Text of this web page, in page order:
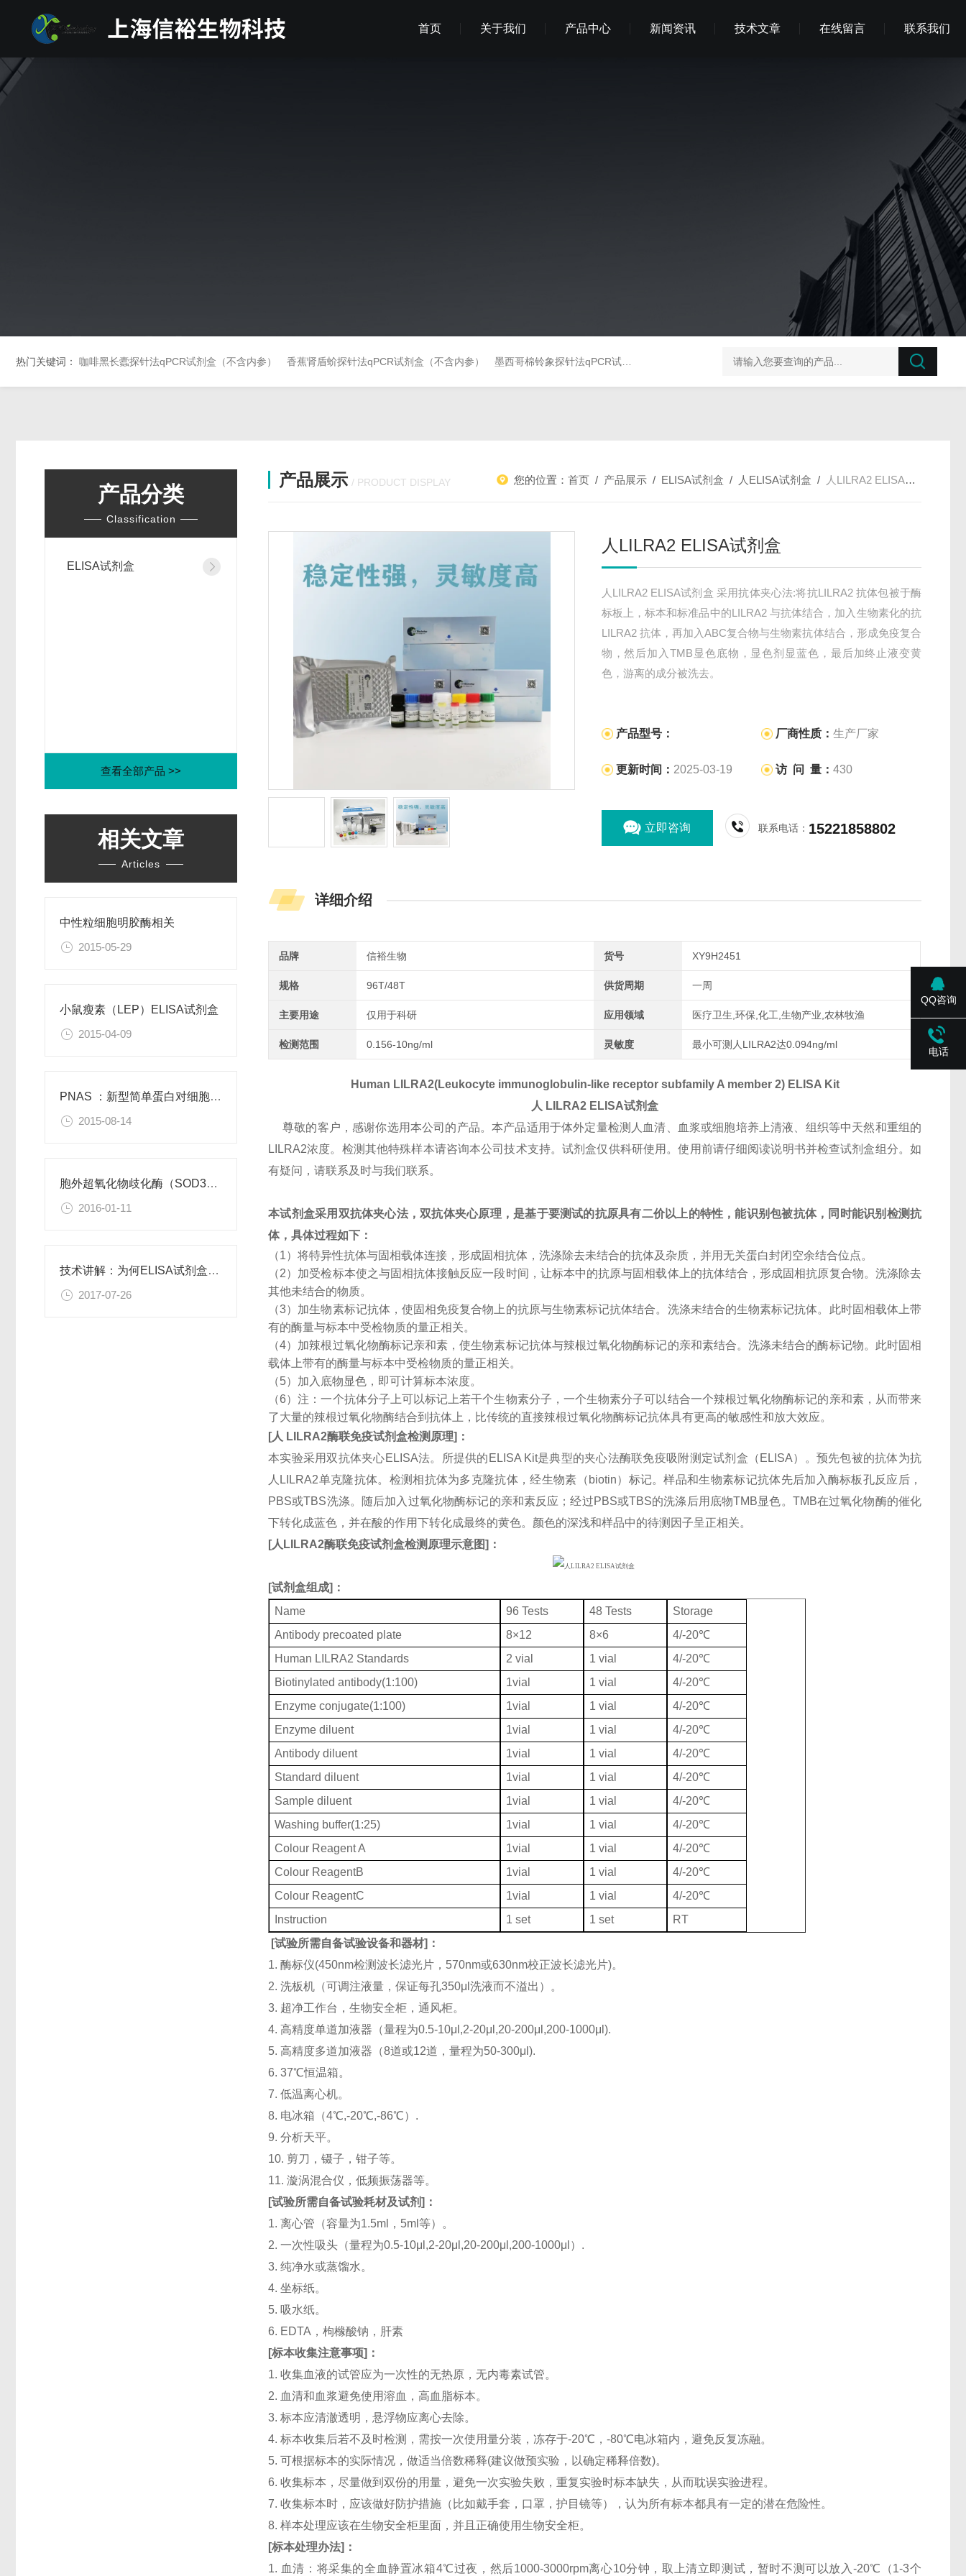
首页 关于我们 产品中心 新闻资讯 技术文章 在线留言 联系我们
热门关键词： 咖啡黑长蠹探针法qPCR试剂盒（不含内参） 香蕉肾盾蚧探针法qPCR试剂盒（不含内参） 墨西哥棉铃象探针法qPCR试剂盒（不含内参） 榛子东部枯萎病菌探针法qPCR试剂盒不含内参
产品分类
Classification
ELISA试剂盒
查看全部产品 >>
相关文章
Articles
中性粒细胞明胶酶相关
2015-05-29
小鼠瘦素（LEP）ELISA试剂盒
2015-04-09
PNAS ：新型简单蛋白对细胞功能有积极作用
2015-08-14
胞外超氧化物歧化酶（SOD3）重组蛋白
2016-01-11
技术讲解：为何ELISA试剂盒OD值不正常
2017-07-26
产品展示 / PRODUCT DISPLAY 您的位置：首页 / 产品展示 / ELISA试剂盒 / 人ELISA试剂盒 / 人LILRA2 ELISA试剂盒
人LILRA2 ELISA试剂盒
人LILRA2 ELISA试剂盒 采用抗体夹心法:将抗LILRA2 抗体包被于酶
标板上，标本和标准品中的LILRA2 与抗体结合，加入生物素化的抗
LILRA2 抗体，再加入ABC复合物与生物素抗体结合，形成免疫复合
物，然后加入TMB显色底物，显色剂显蓝色，最后加终止液变黄
色，游离的成分被洗去。
产品型号： 厂商性质：生产厂家
更新时间： 2025-03-19 访 问 量：430
立即咨询 联系电话： 15221858802
详细介绍
品牌 信裕生物 货号 XY9H2451
规格 96T/48T 供货周期 一周
主要用途 仅用于科研 应用领域 医疗卫生,环保,化工,生物产业,农林牧渔
检测范围 0.156-10ng/ml 灵敏度 最小可测人LILRA2达0.094ng/ml
Human LILRA2(Leukocyte immunoglobulin-like receptor subfamily A member 2) ELISA Kit
人 LILRA2 ELISA试剂盒
尊敬的客户，感谢你选用本公司的产品。本产品适用于体外定量检测人血清、血浆或细胞培养上清液、组织等中天然和重组的
LILRA2浓度。检测其他特殊样本请咨询本公司技术支持。试剂盒仅供科研使用。使用前请仔细阅读说明书并检查试剂盒组分。如
有疑问，请联系及时与我们联系。
本试剂盒采用双抗体夹心法，双抗体夹心原理，是基于要测试的抗原具有二价以上的特性，能识别包被抗体，同时能识别检测抗
体，具体过程如下：
（1）将特异性抗体与固相载体连接，形成固相抗体，洗涤除去未结合的抗体及杂质，并用无关蛋白封闭空余结合位点。
（2）加受检标本使之与固相抗体接触反应一段时间，让标本中的抗原与固相载体上的抗体结合，形成固相抗原复合物。洗涤除去
其他未结合的物质。
（3）加生物素标记抗体，使固相免疫复合物上的抗原与生物素标记抗体结合。洗涤未结合的生物素标记抗体。此时固相载体上带
有的酶量与标本中受检物质的量正相关。
（4）加辣根过氧化物酶标记亲和素，使生物素标记抗体与辣根过氧化物酶标记的亲和素结合。洗涤未结合的酶标记物。此时固相
载体上带有的酶量与标本中受检物质的量正相关。
（5）加入底物显色，即可计算标本浓度。
（6）注：一个抗体分子上可以标记上若干个生物素分子，一个生物素分子可以结合一个辣根过氧化物酶标记的亲和素，从而带来
了大量的辣根过氧化物酶结合到抗体上，比传统的直接辣根过氧化物酶标记抗体具有更高的敏感性和放大效应。
[人 LILRA2酶联免疫试剂盒检测原理] ：
本实验采用双抗体夹心ELISA法。所提供的ELISA Kit是典型的夹心法酶联免疫吸附测定试剂盒（ELISA）。预先包被的抗体为抗
人LILRA2单克隆抗体。检测相抗体为多克隆抗体，经生物素（biotin）标记。样品和生物素标记抗体先后加入酶标板孔反应后，
PBS或TBS洗涤。随后加入过氧化物酶标记的亲和素反应；经过PBS或TBS的洗涤后用底物TMB显色。TMB在过氧化物酶的催化
下转化成蓝色，并在酸的作用下转化成最终的黄色。颜色的深浅和样品中的待测因子呈正相关。
[人 LILRA2酶联免疫试剂盒检测原理示意图] ：
[试剂盒组成]：
Name
96 Tests 48 Tests
Storage
Antibody precoated plate
8×12 8×6
4/-20℃
Human LILRA2 Standards
2 vial 1 vial
4/-20℃
Biotinylated antibody(1:100)
1vial 1 vial
4/-20℃
Enzyme conjugate(1:100)
1vial 1 vial
4/-20℃
Enzyme diluent
1vial 1 vial
4/-20℃
Antibody diluent
1vial 1 vial
4/-20℃
Standard diluent
1vial 1 vial
4/-20℃
Sample diluent
1vial 1 vial
4/-20℃
Washing buffer(1:25)
1vial 1 vial
4/-20℃
Colour Reagent A
1vial 1 vial
4/-20℃
Colour ReagentB
1vial 1 vial
4/-20℃
Colour ReagentC
1vial 1 vial
4/-20℃
Instruction
1 set 1 set
RT
[试验所需自备试验设备和器材]：
1. 酶标仪(450nm检测波长滤光片，570nm或630nm校正波长滤光片)。
2. 洗板机（可调注液量，保证每孔350μl洗液而不溢出）。
3. 超净工作台，生物安全柜，通风柜。
4. 高精度单道加液器（量程为0.5-10μl,2-20μl,20-200μl,200-1000μl).
5. 高精度多道加液器（8道或12道，量程为50-300μl).
6. 37℃恒温箱。
7. 低温离心机。
8. 电冰箱（4℃,-20℃,-86℃）.
9. 分析天平。
10. 剪刀，镊子，钳子等。
11. 漩涡混合仪，低频振荡器等。
[试验所需自备试验耗材及试剂]：
1. 离心管（容量为1.5ml，5ml等）。
2. 一次性吸头（量程为0.5-10μl,2-20μl,20-200μl,200-1000μl）.
3. 纯净水或蒸馏水。
4. 坐标纸。
5. 吸水纸。
6. EDTA，枸橼酸钠，肝素
[标本收集注意事项]：
1. 收集血液的试管应为一次性的无热原，无内毒素试管。
2. 血清和血浆避免使用溶血，高血脂标本。
3. 标本应清澈透明，悬浮物应离心去除。
4. 标本收集后若不及时检测，需按一次使用量分装，冻存于-20℃，-80℃电冰箱内，避免反复冻融。
5. 可根据标本的实际情况，做适当倍数稀释(建议做预实验，以确定稀释倍数)。
6. 收集标本，尽量做到双份的用量，避免一次实验失败，重复实验时标本缺失，从而耽误实验进程。
7. 收集标本时，应该做好防护措施（比如戴手套，口罩，护目镜等），认为所有标本都具有一定的潜在危险性。
8. 样本处理应该在生物安全柜里面，并且正确使用生物安全柜。
[标本处理办法]：
1. 血清：将采集的全血静置冰箱4℃过夜，然后1000-3000rpm离心10分钟，取上清立即测试，暂时不测可以放入-20℃（1-3个
QQ咨询
电话